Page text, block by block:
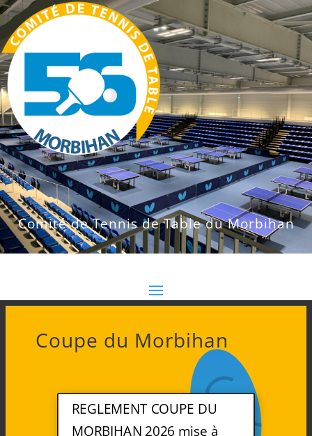
Comité de Tennis de Table du Morbihan
Coupe du Morbihan
REGLEMENT COUPE DU
MORBIHAN 2026 mise à